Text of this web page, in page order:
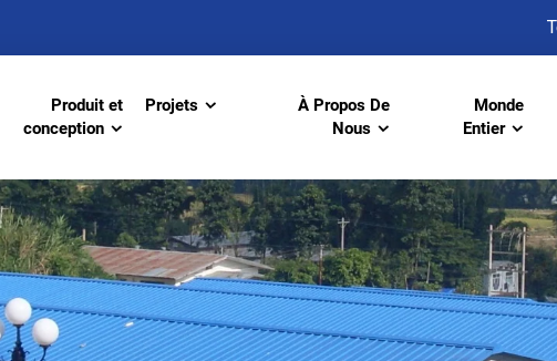
Produit et
conception
Projets
À Propos De
Nous
Monde
Entier